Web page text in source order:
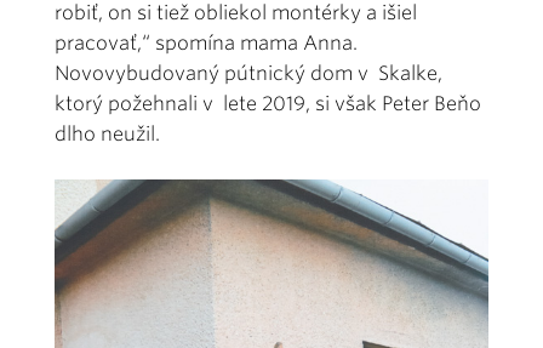
robiť, on si tiež obliekol montérky a išiel
pracovať,“ spomína mama Anna.
Novovybudovaný pútnický dom v Skalke,
ktorý požehnali v lete 2019, si však Peter Beňo
dlho neužil.